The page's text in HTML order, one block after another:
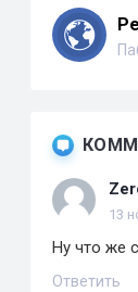
13
Ну что же
Ответить